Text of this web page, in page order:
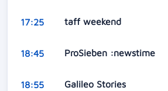
17:25 taff weekend
18:45 ProSieben :newstime
18:55 Galileo Stories